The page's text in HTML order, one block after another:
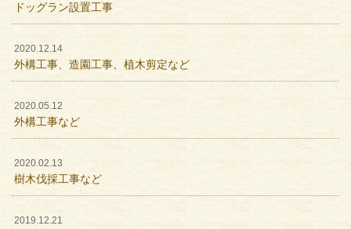
ドッグラン設置工事
2020.12.14
外構工事、造園工事、植木剪定など
2020.05.12
外構工事など
2020.02.13
樹木伐採工事など
2019.12.21